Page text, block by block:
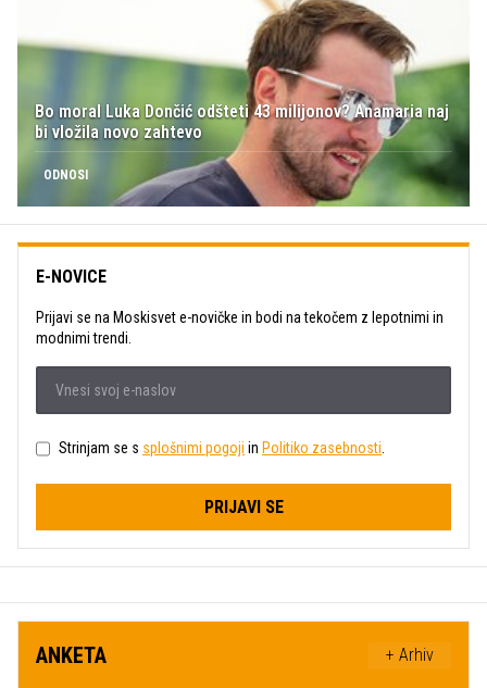
Bo moral Luka Dončić odšteti 43 milijonov? Anamaria naj
bi vložila novo zahtevo
ODNOSI
E-NOVICE
Prijavi se na Moskisvet e-novičke in bodi na tekočem z lepotnimi in
modnimi trendi.
Strinjam se s splošnimi pogoji in Politiko zasebnosti.
PRIJAVI SE
ANKETA + Arhiv